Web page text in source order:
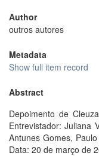
Author
outros autores
Metadata
Show full item record
Abstract
Depoimento de
Entrevistador: Juliana
Antunes Gomes,
Data: 20 de março de